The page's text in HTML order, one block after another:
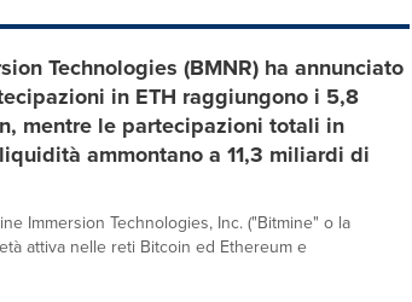
Technologies (BMNR) ha annunciato
in ETH raggiungono i 5,8
mentre le partecipazioni totali in
ammontano a 11,3 miliardi di
Immersion Technologies, Inc. ("Bitmine" o la
attiva nelle reti Bitcoin ed Ethereum e